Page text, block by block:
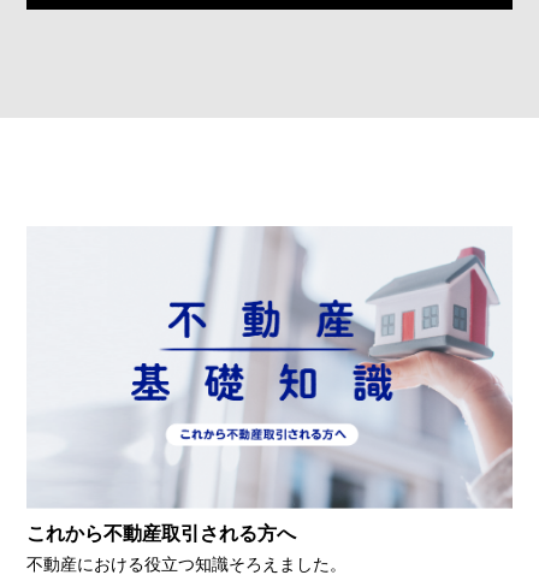
これから不動産取引される方へ
不動産における役立つ知識そろえました。